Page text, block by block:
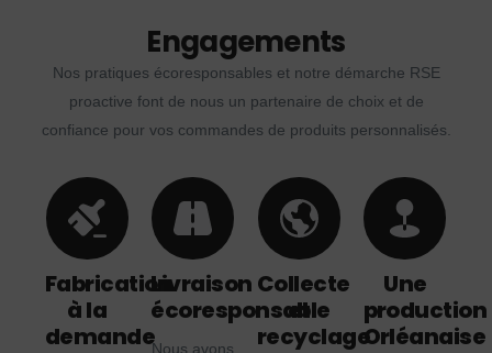
Engagements
Nos pratiques écoresponsables et notre démarche RSE
proactive font de nous un partenaire de choix et de
confiance pour vos commandes de produits personnalisés.
Fabrication
à la
demande
Livraison
écoresponsable
Nous avons
Collecte
et
recyclage
Une
production
Orléanaise